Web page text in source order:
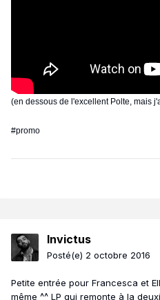
(en dessous de l'excellent Polte, mais
#promo
Invictus
Posté(e) 2 octobre 2016
Petite entrée pour Francesca et
même ^^ LP qui remonte à la